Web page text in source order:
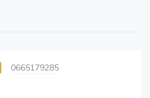
0665179285